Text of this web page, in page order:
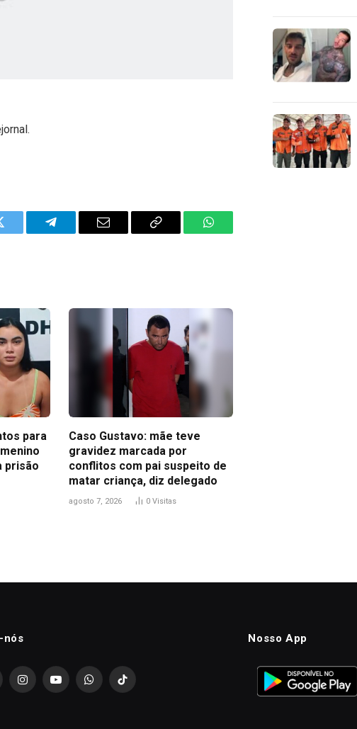
Telegram Email
Copy
WhatsApp
para
prisão
Caso Gustavo: mãe teve
gravidez marcada por
conflitos com pai suspeito de
matar criança, diz delegado
agosto 7, 2026 0 Visitas
nós
InstagramYouTubeWhatsAppTikTok
Nosso App